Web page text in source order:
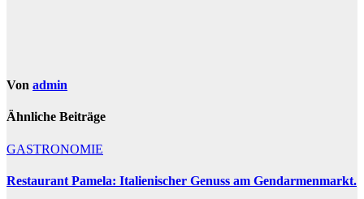
Von admin
Ähnliche Beiträge
GASTRONOMIE
Restaurant Pamela: Italienischer Genuss am Gendarmenmarkt.